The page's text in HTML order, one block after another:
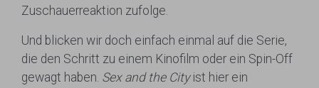
Zuschauerreaktion zufolge.
Und blicken wir doch einfach einmal auf die Serie,
die den Schritt zu einem Kinofilm oder ein Spin-Off
gewagt haben. Sex and the City ist hier ein